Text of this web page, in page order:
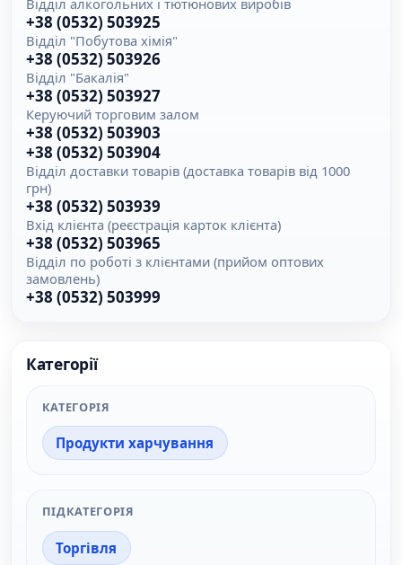
+38 (0532) 503925
Відділ "Побутова хімія"
+38 (0532) 503926
Відділ "Бакалія"
+38 (0532) 503927
Керуючий торговим залом
+38 (0532) 503903
+38 (0532) 503904
Відділ доставки товарів (доставка товарів від 1000
грн)
+38 (0532) 503939
Вхід клієнта (реєстрація карток клієнта)
+38 (0532) 503965
Відділ по роботі з клієнтами (прийом оптових
замовлень)
+38 (0532) 503999
Категорії
КАТЕГОРІЯ
Продукти харчування
ПІДКАТЕГОРІЯ
Торгівля